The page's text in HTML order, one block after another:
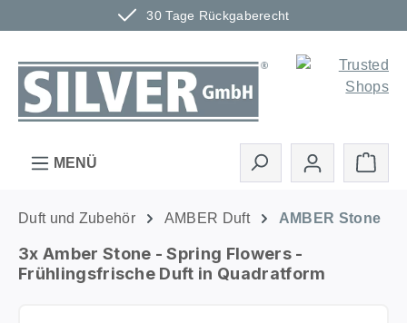
30 Tage Rückgaberecht
Zum Hauptinhalt springen
MENÜ
Duft und Zubehör AMBER Duft AMBER Stone
3x Amber Stone - Spring Flowers -
Frühlingsfrische Duft in Quadratform